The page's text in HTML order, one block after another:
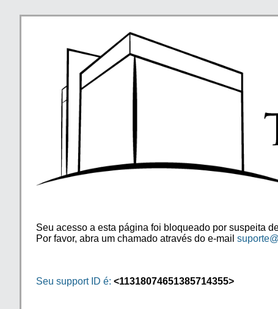
Seu acesso a esta página foi bloqueado por suspeita
Por favor, abra um chamado através do e-mail
Seu support ID é: <11318074651385714355>